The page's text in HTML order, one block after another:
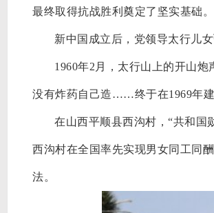
最终取得抗战胜利奠定了坚实基础。
新中国成立后，党领导太行儿
1960年2月，太行山上的开山
没有炸药自己造……终于在1969年
在山西平顺县西沟村， “共和国
西沟村在全国率先实现男女同工同
法。